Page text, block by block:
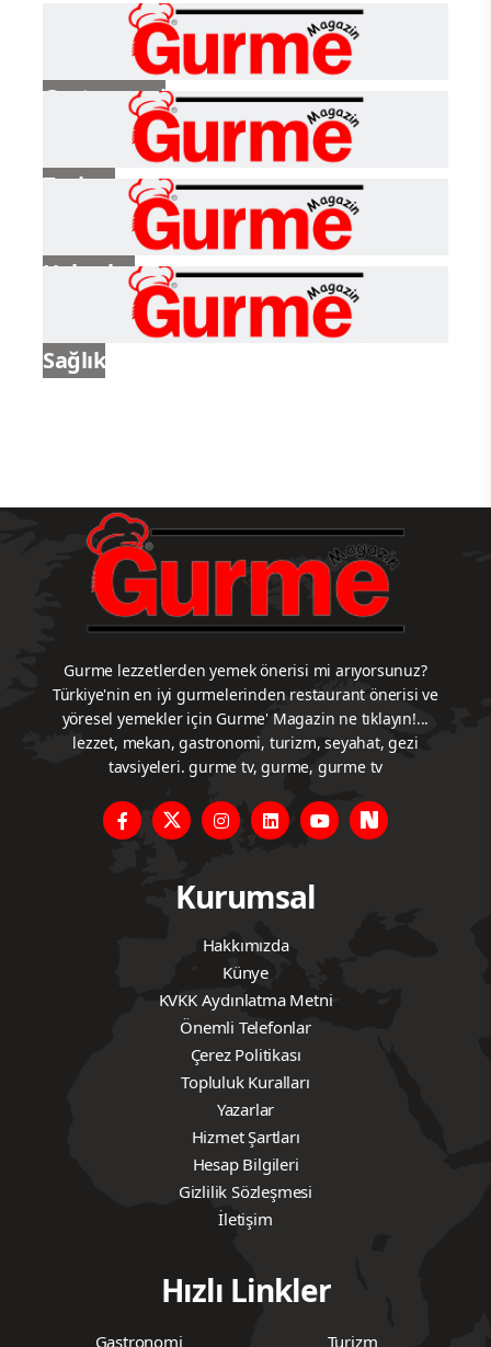
Gastronomi
Turizm
Haberler
Sağlık
Gurme lezzetlerden yemek önerisi mi arıyorsunuz?
Türkiye'nin en iyi gurmelerinden restaurant önerisi ve
yöresel yemekler için Gurme' Magazin ne tıklayın!...
lezzet, mekan, gastronomi, turizm, seyahat, gezi
tavsiyeleri. gurme tv, gurme, gurme tv
Kurumsal
Hakkımızda
Künye
KVKK Aydınlatma Metni
Önemli Telefonlar
Çerez Politikası
Topluluk Kuralları
Yazarlar
Hizmet Şartları
Hesap Bilgileri
Gizlilik Sözleşmesi
İletişim
Hızlı Linkler
Gastronomi Turizm